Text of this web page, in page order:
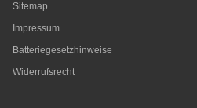
Sitemap
Impressum
Batteriegesetzhinweise
Widerrufsrecht